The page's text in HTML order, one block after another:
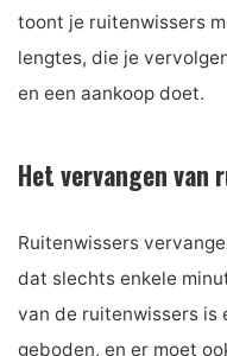
toont je ruitenwissers
lengtes, die je
en een aankoop doet.
Het vervangen van
Ruitenwissers
dat slechts enkele
van de ruitenwissers is
geboden, en er moet